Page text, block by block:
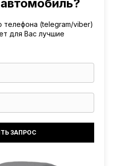
(telegram/viber)
для Вас лучшие